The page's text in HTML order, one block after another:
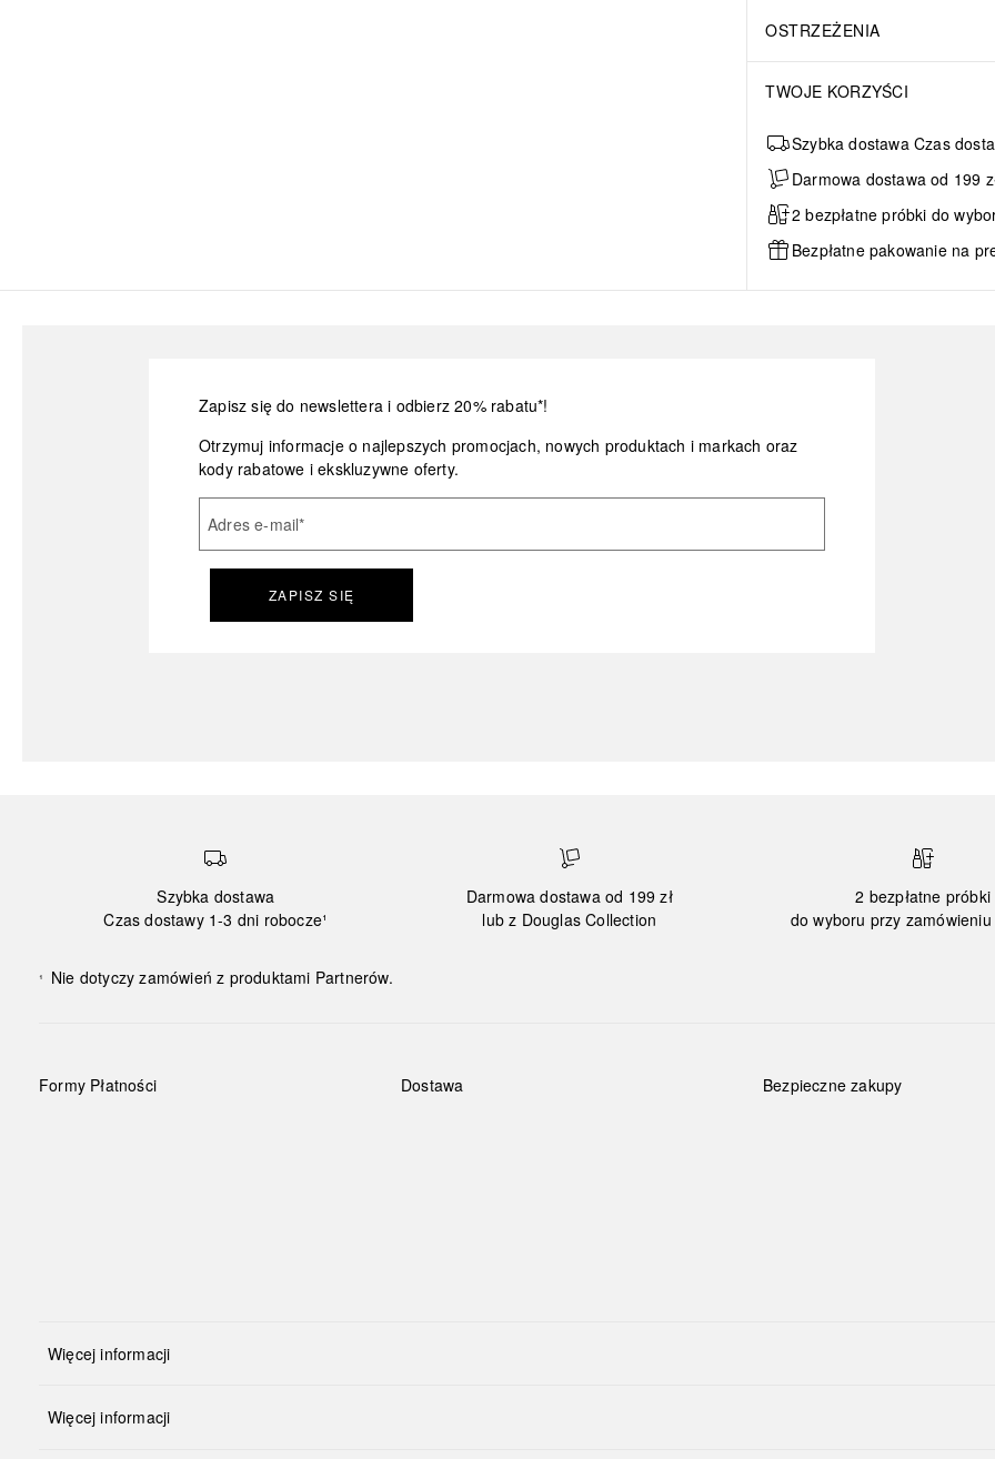
OSTRZEŻENIA
TWOJE KORZYŚCI
Szybka dostawa Czas
Darmowa dostawa od 199
2 bezpłatne próbki do
Bezpłatne pakowanie na
Zapisz się do newslettera i odbierz 20% rabatu*!
Otrzymuj informacje o najlepszych promocjach, nowych produktach i markach oraz
kody rabatowe i ekskluzywne oferty.
Adres e-mail*
ZAPISZ SIĘ
Szybka dostawa
Czas dostawy 1-3 dni robocze¹
Darmowa dostawa od 199 zł
lub z Douglas Collection
2 bezpłatne próbki
do wyboru przy zamówieniu
¹ Nie dotyczy zamówień z produktami Partnerów.
Formy Płatności Dostawa Bezpieczne zakupy
Więcej informacji
Więcej informacji